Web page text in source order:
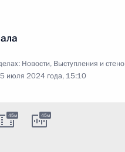
Новости, Выступления и
июля 2024 года, 15:10
45м 45м